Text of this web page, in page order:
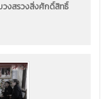
วงสรวงสิ่งศักดิ์สิทธิ์